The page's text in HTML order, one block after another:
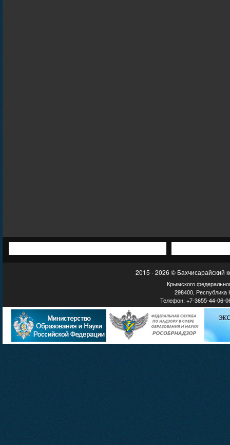
2015 - 2026 © Бахчисарайский
Крымского
298400, Республика
Телефон: +7-3655-44-06-